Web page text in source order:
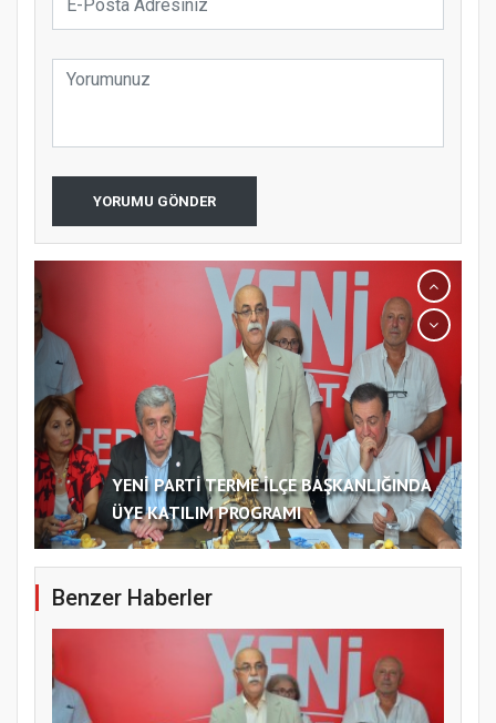
YORUMU GÖNDER
YENİ PARTİ TERME İLÇE BAŞKANLIĞINDA
ÜYE KATILIM PROGRAMI
Benzer Haberler